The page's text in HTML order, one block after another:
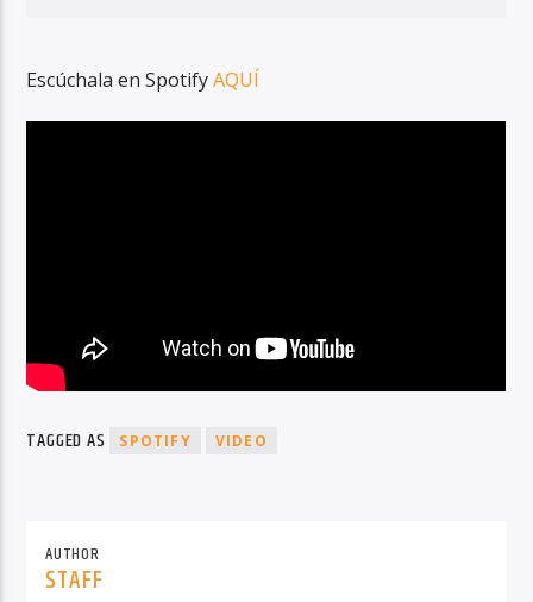
Escúchala en SpotifyAQUÍ
TAGGED AS SPOTIFY VIDEO
AUTHOR
STAFF